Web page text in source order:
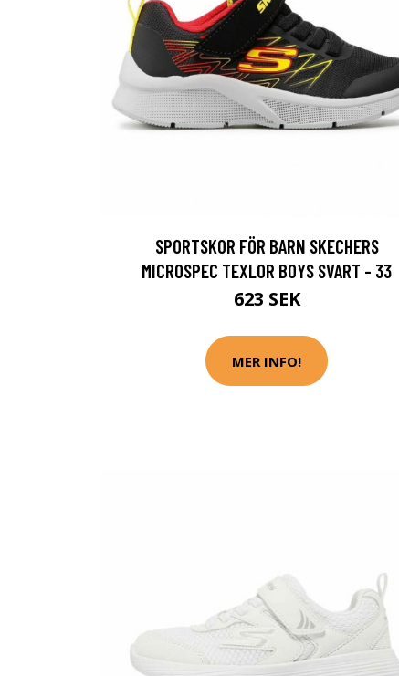
SPORTSKOR FÖR BARN SKECHERS
MICROSPEC TEXLOR BOYS SVART - 33
623 SEK
MER INFO!